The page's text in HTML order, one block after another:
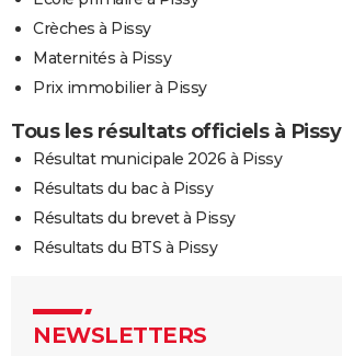
Crèches à Pissy
Maternités à Pissy
Prix immobilier à Pissy
Tous les résultats officiels à Pissy
Résultat municipale 2026 à Pissy
Résultats du bac à Pissy
Résultats du brevet à Pissy
Résultats du BTS à Pissy
NEWSLETTERS